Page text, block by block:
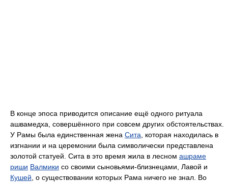
В конце эпоса приводится описание ещё одного ритуала
ашвамедха, совершённого при совсем других обстоятельствах.
У Рамы была единственная жена Сита , которая находилась в
изгнании и на церемонии была символически представлена
золотой статуей. Сита в это время жила в лесном ашраме
риши Валмики со своими сыновьями-близнецами, Лавой и
Кушей , о существовании которых Рама ничего не знал. Во